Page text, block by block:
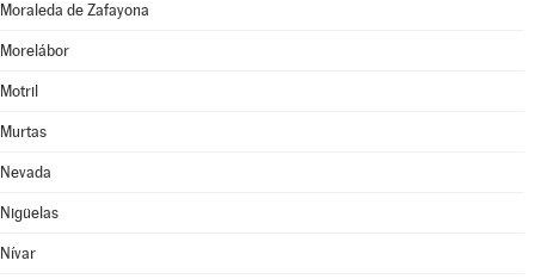
Moraleda de Zafayona
Morelábor
Motril
Murtas
Nevada
Nigüelas
Nívar